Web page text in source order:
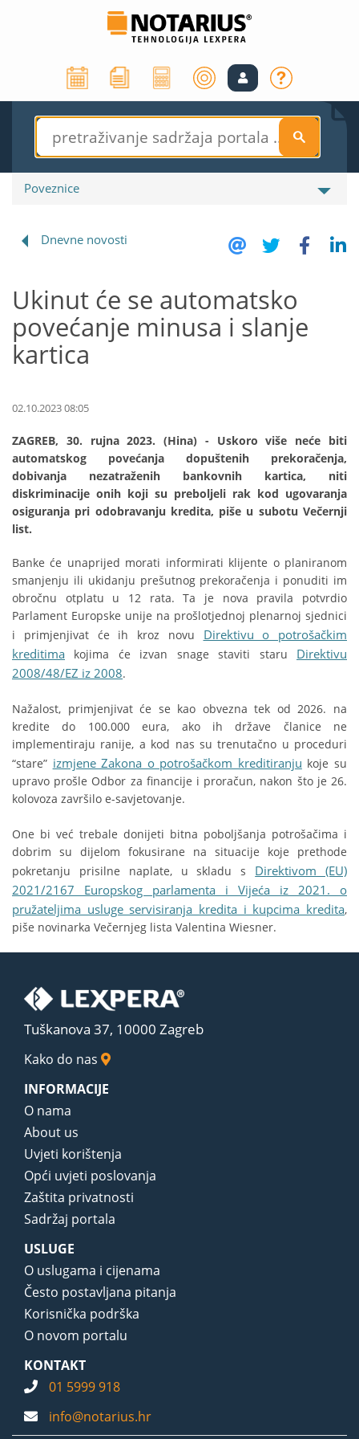
S
Poveznice
Dnevne novosti
Ukinut će se automatsko
povećanje minusa i slanje
kartica
02.10.2023 08:05
ZAGREB, 30. rujna 2023. (Hina) - Uskoro više neće biti
automatskog povećanja dopuštenih prekoračenja,
dobivanja nezatraženih bankovnih kartica, niti
diskriminacije onih koji su preboljeli rak kod ugovaranja
osiguranja pri odobravanju kredita, piše u subotu Večernji
list.
Banke će unaprijed morati informirati klijente o planiranom
smanjenju ili ukidanju prešutnog prekoračenja i ponuditi im
obročnu otplatu u 12 rata. Ta je nova pravila potvrdio
Parlament Europske unije na prošlotjednoj plenarnoj sjednici
i primjenjivat će ih kroz novu Direktivu o potrošačkim
kreditima kojima će izvan snage staviti staru Direktivu
2008/48/EZ iz 2008.
Nažalost, primjenjivat će se kao obvezna tek od 2026. na
kredite do 100.000 eura, ako ih države članice ne
implementiraju ranije, a kod nas su trenutačno u proceduri
“stare” izmjene Zakona o potrošačkom kreditiranju koje su
upravo prošle Odbor za financije i proračun, nakon što je 26.
kolovoza završilo e-savjetovanje.
One bi već trebale donijeti bitna poboljšanja potrošačima i
dobrim su dijelom fokusirane na situacije koje prethode
pokretanju prisilne naplate, u skladu s Direktivom (EU)
2021/2167 Europskog parlamenta i Vijeća iz 2021. o
pružateljima usluge servisiranja kredita i kupcima kredita,
piše novinarka Večernjeg lista Valentina Wiesner.
Tuškanova 37, 10000 Zagreb
Kako do nas
INFORMACIJE
O nama
About us
Uvjeti korištenja
Opći uvjeti poslovanja
Zaštita privatnosti
Sadržaj portala
USLUGE
O uslugama i cijenama
Često postavljana pitanja
Korisnička podrška
O novom portalu
KONTAKT
01 5999 918
info@notarius.hr